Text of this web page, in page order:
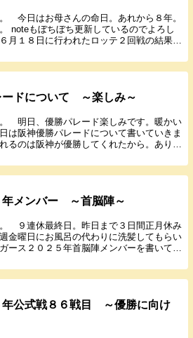
今日はお母さんの命日。あれから８年。
noteもぼちぼち更新しているのでよろし
１８日に行われたロッテ２回戦の結果と
ドについて ～楽しみ～
明日、優勝パレード楽しみです。暖かい
阪神優勝パレードについて書いていきま
のは阪神が優勝してくれたから。ありが
メンバー ～首脳陣～
９連休最終日。昨日まで３日間正月休み
金曜日にお風呂の代わりに洗髪してもらい
ス２０２５年首脳陣メンバーを書いてい
公式戦８６戦目 ～優勝に向け